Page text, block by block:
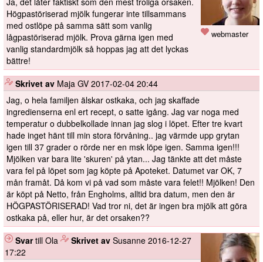
webmaster
Högpastöriserad mjölk fungerar inte tillsammans
med ostlöpe på samma sätt som vanlig
lågpastöriserad mjölk. Prova gärna igen med
vanlig standardmjölk så hoppas jag att det lyckas
bättre!
Skrivet av Maja GV 2017-02-04 20:44
Jag, o hela familjen älskar ostkaka, och jag skaffade
ingredienserna enl ert recept, o satte igång. Jag var noga med
temperatur o dubbelkollade innan jag slog i löpet. Efter tre kvart
hade inget hänt till min stora förvåning.. jag värmde upp grytan
igen till 37 grader o rörde ner en msk löpe igen. Samma igen!!!
Mjölken var bara lite 'skuren' på ytan... Jag tänkte att det måste
vara fel på löpet som jag köpte på Apoteket. Datumet var OK, 7
mån framåt. Då kom vi på vad som måste vara felet!! Mjölken! Den
är köpt på Netto, från Engholms, alltid bra datum, men den är
HÖGPASTÖRISERAD! Vad tror ni, det är ingen bra mjölk att göra
ostkaka på, eller hur, är det orsaken??
Svartill Ola Skrivet av Susanne 2016-12-27
17:22